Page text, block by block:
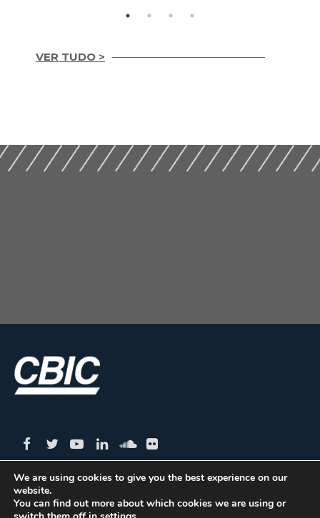
VER TUDO >
CBIC | SBN Quadra 01 – Bloco I – 4º Andar Edifício:
We are using cookies to give you the best experience on our
website.
You can find out more about which cookies we are using or